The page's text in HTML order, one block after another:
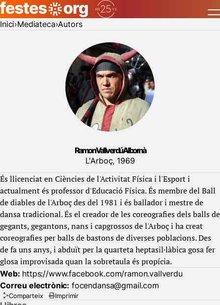
Inici Mediateca Autors
Ramon Vallverdú Albornà
L'Arboç, 1969
És llicenciat en Ciències de l'Activitat Física i l'Esport i
actualment és professor d'Educació Física. És membre del Ball
de diables de l'Arboç des del 1981 i és ballador i mestre de
dansa tradicional. És el creador de les coreografies dels balls de
gegants, gegantons, nans i capgrossos de l'Arboç i ha creat
coreografies per balls de bastons de diverses poblacions. Des
de fa uns anys, i abduït per la quarteta heptasil·làbica gosa fer
glosa improvisada quan la sobretaula és propícia.
Web: https://www.facebook.com/ramon.vallverdu
Correu electrònic: focendansa@gmail.com
Comparteix Imprimir